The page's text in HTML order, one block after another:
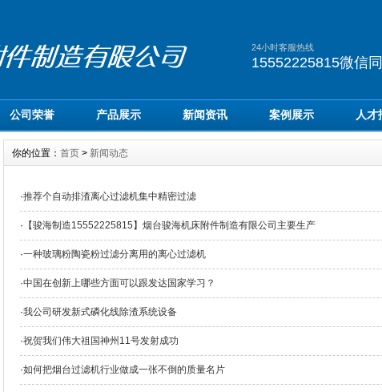
24小时客服热线
15552225815微信
公司荣誉 产品展示 新闻资讯 案例展示 人才
你的位置： 首页 > 新闻动态
·推荐个自动排渣离心过滤机集中精密过滤
· 【骏海制造15552225815】烟台骏海机床附件制造有限公司主要生产
·一种玻璃粉陶瓷粉过滤分离用的离心过滤机
·中国在创新上哪些方面可以跟发达国家学习？
·我公司研发新式磷化线除渣系统设备
·祝贺我们伟大祖国神州11号发射成功
·如何把烟台过滤机行业做成一张不倒的质量名片